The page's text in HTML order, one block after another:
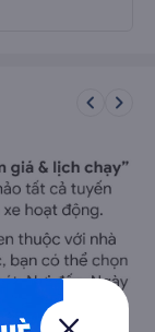
keyboard_arrow_left keyboard_arrow_right